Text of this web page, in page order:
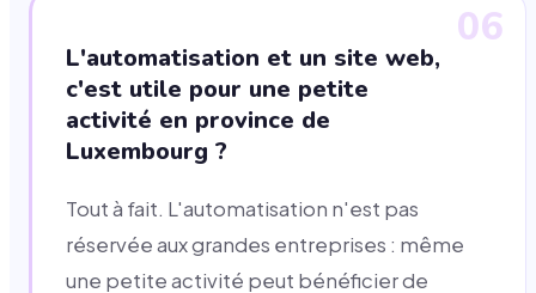
06
L'automatisation et un site web,
c'est utile pour une petite
activité en province de
Luxembourg ?
Tout à fait. L'automatisation n'est pas
réservée aux grandes entreprises : même
une petite activité peut bénéficier de